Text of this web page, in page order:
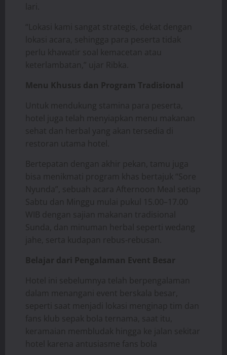
lari.
“Lokasi kami sangat strategis, dekat dengan
lokasi acara, sehingga para peserta tidak
perlu khawatir soal kemacetan atau
keterlambatan,” ujar Ribka.
Menu Khusus dan Program Tradisional
Untuk mendukung stamina para peserta,
hotel juga telah menyiapkan menu makanan
sehat dan herbal yang akan tersedia di
restoran utama hotel.
Bertepatan dengan akhir pekan, tamu juga
bisa menikmati program khas bertajuk “Sore
Nyunda”, sebuah acara Afternoon Meal setiap
Sabtu dan Minggu mulai pukul 15.00–17.00
WIB dengan sajian makanan tradisional
Sunda, dan minuman herbal seperti wedang
jahe, serta kudapan rebus-rebusan.
Belajar dari Pengalaman Event Besar
Hotel ini sebelumnya telah berpengalaman
dalam menangani event berskala besar,
seperti saat menjadi lokasi menginap tim dan
fans klub sepak bola ternama, saat itu,
keramaian membludak hingga ke jalan sekitar
hotel karena antusiasme fans bola